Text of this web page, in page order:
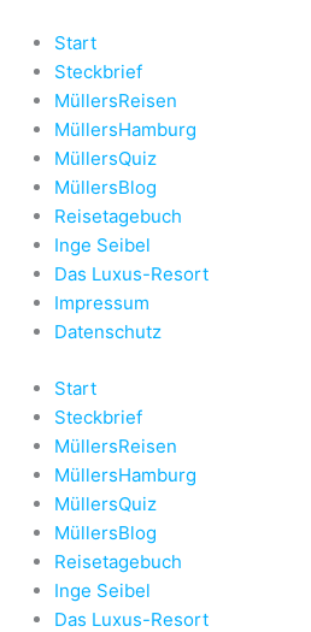
Inhalt
springen
Start
Steckbrief
MüllersReisen
MüllersHamburg
MüllersQuiz
MüllersBlog
Reisetagebuch
Inge Seibel
Das Luxus-Resort
Impressum
Datenschutz
Start
Steckbrief
MüllersReisen
MüllersHamburg
MüllersQuiz
MüllersBlog
Reisetagebuch
Inge Seibel
Das Luxus-Resort